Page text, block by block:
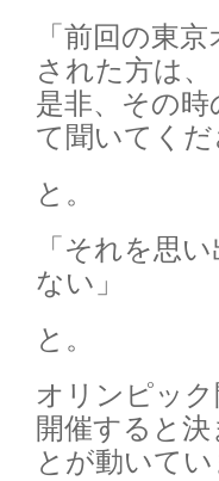
「前回の東
された方は、
是非、その
て聞いてくだ
と。
「それを思
ない」
と。
オリンピッ
開催すると
とが動いてい